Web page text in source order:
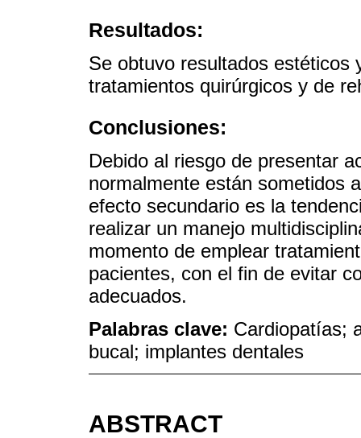
Resultados:
Se obtuvo resultados estéticos
tratamientos quirúrgicos y de
Conclusiones:
Debido al riesgo de presentar
normalmente están sometidos
efecto secundario es la
realizar un manejo
momento de emplear
pacientes, con el fin de evitar
adecuados.
Palabras clave: Cardiopatías;
bucal; implantes dentales
ABSTRACT